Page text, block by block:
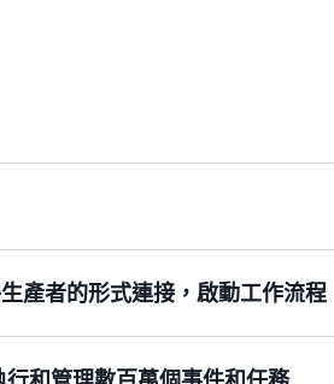
件驅動架構，以協助您加速部署新功能
理和佈置伺服器，即可在事件生產者
產者的形式連接，啟動工作流程
務 (SaaS) 應用程式和自訂應用程式